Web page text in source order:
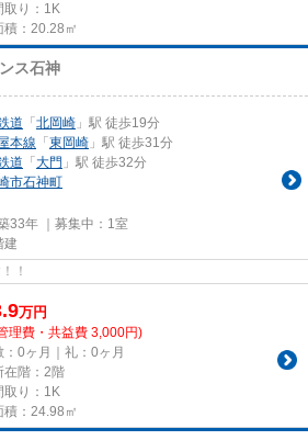
取り：1K
積：20.28㎡
ス石神
道 「 北岡崎 」駅 徒歩19分
本線 「 東岡崎 」駅 徒歩31分
道 「 大門 」駅 徒歩32分
市石神町
33年 ｜募集中： 1室
建
！
万円
理費・共益費 3,000円)
：0ヶ月｜礼：0ヶ月
在階：2階
取り：1K
積：24.98㎡